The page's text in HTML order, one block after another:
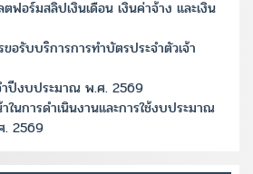
ฟอร์มสลิปเงินเดือน เงินค่าจ้าง และเงิน
อรับบริการการทำบัตรประจำตัวเจ้า
ปีงบประมาณ พ.ศ. 2569
ในการดำเนินงานและการใช้งบประมาณ
. 2569